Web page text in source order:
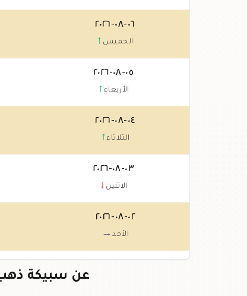
٠٦-٠٨-٢٠٢٦
الخميس ↑
٠٥-٠٨-٢٠٢٦
الأربعاء ↑
٠٤-٠٨-٢٠٢٦
الثلاثاء↑
٠٣-٠٨-٢٠٢٦
الاثنين ↓
٠٢-٠٨-٢٠٢٦
الأحد→
عن سبيكة ذهب ٢٥ جرام عيار ٢١ في